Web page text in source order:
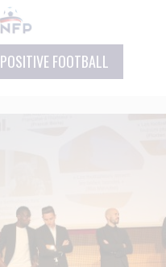
POSITIVE FOOTBALL